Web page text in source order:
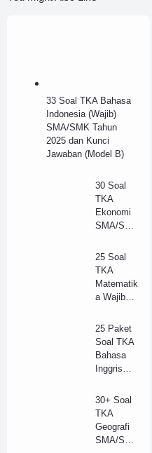
33 Soal TKA Bahasa
Indonesia (Wajib)
SMA/SMK Tahun
2025 dan Kunci
Jawaban (Model B)
30 Soal
TKA
Ekonomi
SMA/SM
2025 dan
Kunci
Jawaban
(B)
25 Soal
TKA
Matematik
a Wajib
Tahun
2025 +
Kunci
Jawaban
Lengkap
25 Paket
Soal TKA
Bahasa
Inggris
SMA/SM
K 2025 +
Kunci
Jawaban
30+ Soal
TKA
Geografi
SMA/SM